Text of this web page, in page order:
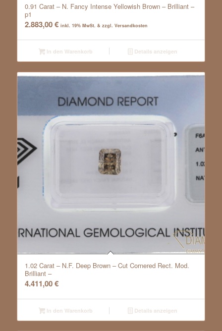
0.91 Carat – N. Fancy Intense Yellowish Brown – Brilliant –
p1
2.883,00€ inkl. 19% MwSt. & zzgl. Versandkosten
In den Warenkorb Details anzeigen
1.02 Carat – N.F. Deep Brown – Cut Cornered Rect. Mod.
Brilliant –
4.411,00€
In den Warenkorb Details anzeigen